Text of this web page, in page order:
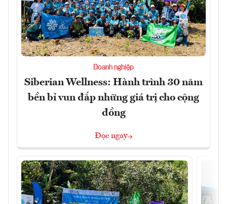
Doanh nghiệp
Siberian Wellness: Hành trình 30 năm
bền bỉ vun đắp những giá trị cho cộng
đồng
Đọc ngay